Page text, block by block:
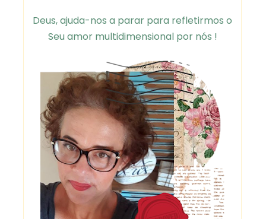
Deus, ajuda-nos a parar para refletirmos o
Seu amor multidimensional por nós !